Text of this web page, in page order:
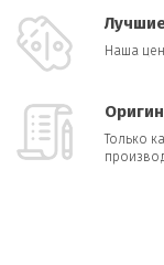
Наша
Только